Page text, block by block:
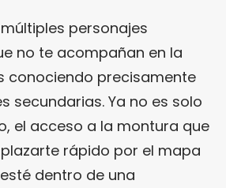
personajes
no te acompañan en la
conociendo precisamente
secundarias. Ya no es solo
el acceso a la montura que
rápido por el mapa
dentro de una